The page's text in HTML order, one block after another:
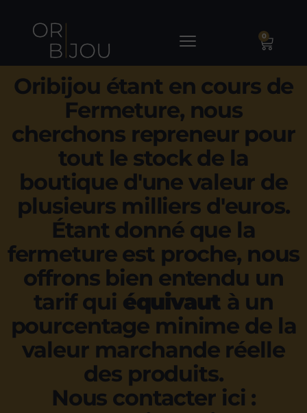
0
Oribijou étant en cours de
Fermeture, nous
cherchons repreneur pour
tout le stock de la
boutique d'une valeur de
plusieurs milliers d'euros.
Étant donné que la
fermeture est proche, nous
offrons bien entendu un
tarif qui équivaut à un
pourcentage minime de la
valeur marchande réelle
des produits.
Nous contacter ici :